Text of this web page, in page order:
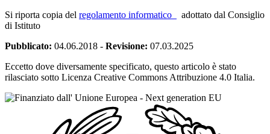
Si riporta copia del regolamento informatico
adottato dal Consiglio
di Istituto
Pubblicato: 04.06.2018 - Revisione: 07.03.2025
Eccetto dove diversamente specificato, questo articolo è stato
rilasciato sotto Licenza Creative Commons Attribuzione 4.0 Italia.